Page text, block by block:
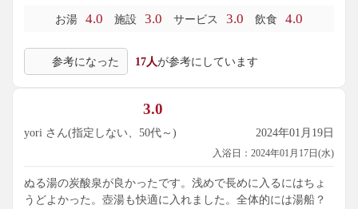
お湯 4.0 施設 3.0 サービス 3.0 飲食 4.0
参考になった 17人が参考にしています
3.0
yori さん(指定しない、50代～) 2024年01月19日
入浴日：2024年01月17日(水)
ぬる湯の炭酸泉が良かったです。浅めで長めに入るにはちょ
うどよかった。壺湯も快適に入れました。全体的には湯船？